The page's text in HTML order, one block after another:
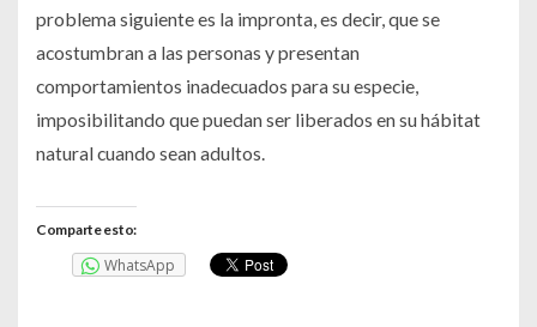
problema siguiente es la impronta, es decir, que se
acostumbran a las personas y presentan
comportamientos inadecuados para su especie,
imposibilitando que puedan ser liberados en su hábitat
natural cuando sean adultos.
Comparte esto:
WhatsApp